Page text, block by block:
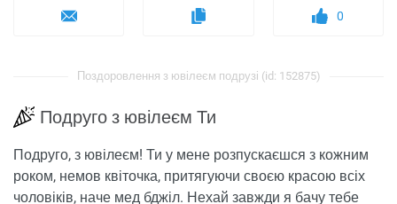
0
Поздоровлення з ювілеєм подрузі (id: 152875)
Подруго з ювілеєм Ти
Подруго, з ювілеєм! Ти у мене розпускаєшся з кожним
роком, немов квіточка, притягуючи своєю красою всіх
чоловіків, наче мед бджіл. Нехай завжди я бачу тебе